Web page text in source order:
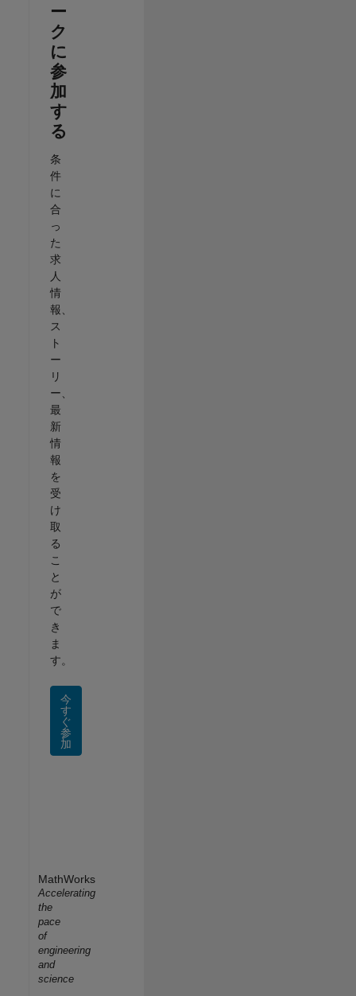
ー
ク
に
参
加
す
る
条
件
に
合
っ
た
求
人
情
報、
ス
ト
ー
リ
ー、
最
新
情
報
を
受
け
取
る
こ
と
が
で
き
ま
す。
今
す
ぐ
参
加
MathWorks
Accelerating
the
pace
of
engineering
and
science